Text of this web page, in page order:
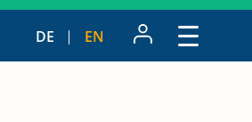
DE EN